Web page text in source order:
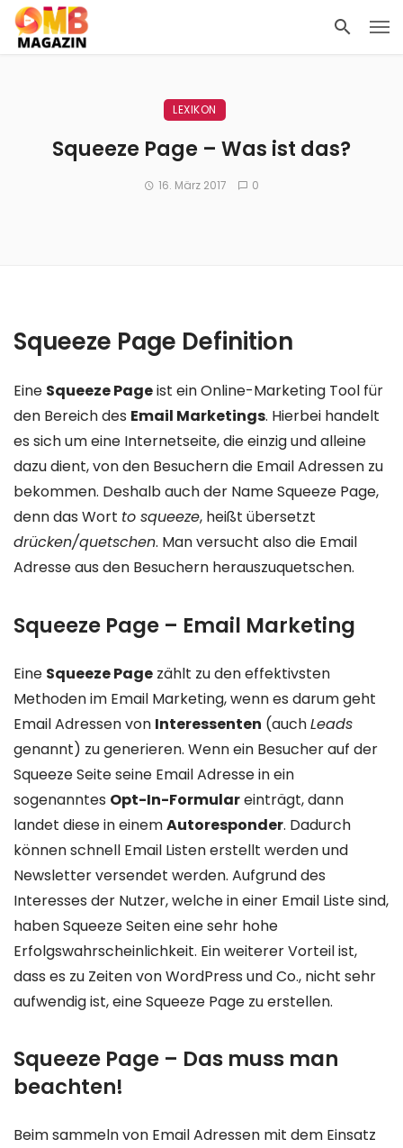
LEXIKON
Squeeze Page – Was ist das?
16. März 2017 0
Squeeze Page Definition
Eine Squeeze Pageist ein Online-Marketing Tool für
den Bereich des Email Marketings. Hierbei handelt
es sich um eine Internetseite, die einzig und alleine
dazu dient, von den Besuchern die Email Adressen zu
bekommen. Deshalb auch der Name Squeeze Page,
denn das Wort to squeeze, heißt übersetzt
drücken/quetschen. Man versucht also die Email
Adresse aus den Besuchern herauszuquetschen.
Squeeze Page – Email Marketing
Eine Squeeze Page zählt zu den effektivsten
Methoden im Email Marketing, wenn es darum geht
Email Adressen von Interessenten (auchLeads
genannt) zu generieren. Wenn ein Besucher auf der
Squeeze Seite seine Email Adresse in ein
sogenanntes Opt-In-Formulareinträgt, dann
landet diese in einemAutoresponder. Dadurch
können schnell Email Listen erstellt werden und
Newsletter versendet werden. Aufgrund des
Interesses der Nutzer, welche in einer Email Liste sind,
haben Squeeze Seiten eine sehr hohe
Erfolgswahrscheinlichkeit. Ein weiterer Vorteil ist,
dass es zu Zeiten von WordPress und Co., nicht sehr
aufwendig ist, eine Squeeze Page zu erstellen.
Squeeze Page – Das muss man
beachten!
Beim sammeln von Email Adressen mit dem Einsatz